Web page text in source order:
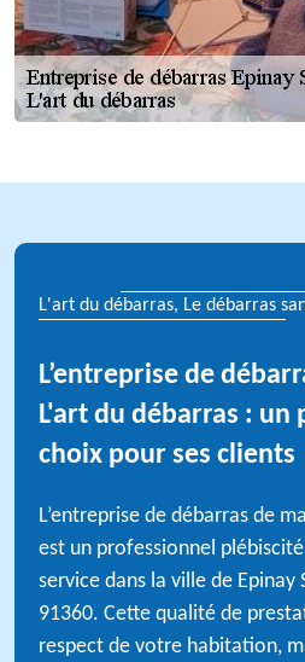
L'art du débarras, Le débarras
L’entreprise de
L'art du débarras : un
choix pour ses clients
L’entreprise de débarras de
est un professionnel
service dans la ville de Epinay
91360. Cette qualité de
respect de votre habitation,